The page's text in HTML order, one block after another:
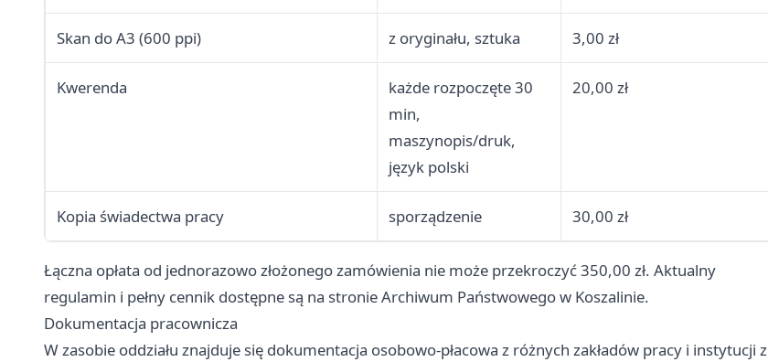
Skan do A3 (600 ppi) z oryginału, sztuka 3,00 zł
Kwerenda
każde rozpoczęte 30
min,
maszynopis/druk,
język polski
20,00 zł
Kopia świadectwa pracy sporządzenie 30,00 zł
Łączna opłata od jednorazowo złożonego zamówienia nie może przekroczyć 350,00 zł. Aktualny
regulamin i pełny cennik dostępne są na stronie Archiwum Państwowego w Koszalinie.
Dokumentacja pracownicza
W zasobie oddziału znajduje się dokumentacja osobowo-płacowa z różnych zakładów pracy i instytucji z